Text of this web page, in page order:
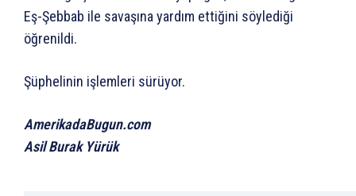
Eş-Şebbab ile savaşına yardım ettiğini söylediği
öğrenildi.
Şüphelinin işlemleri sürüyor.
AmerikadaBugun.com
Asil Burak Yürük